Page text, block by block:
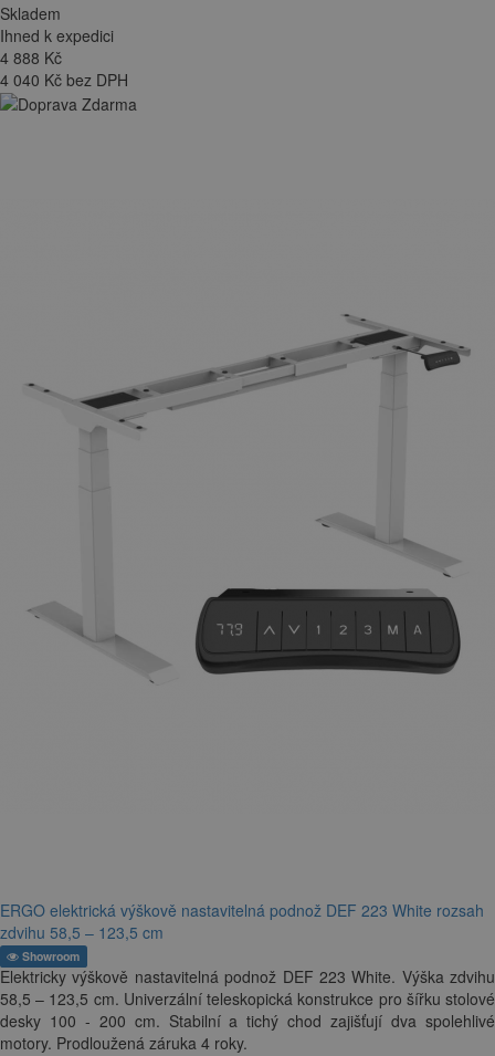
Skladem
Ihned k expedici
4 888 Kč
4 040 Kč bez DPH
ERGO elektrická výškově nastavitelná podnož DEF 223 White rozsah
zdvihu 58,5 – 123,5 cm
Showroom
Elektricky výškově nastavitelná podnož DEF 223 White. Výška zdvihu
58,5 – 123,5 cm. Univerzální teleskopická konstrukce pro šířku stolové
desky 100 - 200 cm. Stabilní a tichý chod zajišťují dva spolehlivé
motory. Prodloužená záruka 4 roky.